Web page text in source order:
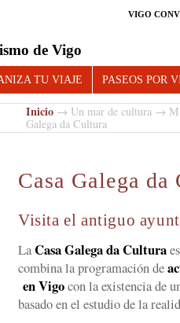
VIGO
de Vigo
TU VIAJE PASEOS POR
Inicio → Un mar de cultura →
Galega da Cultura
Casa Galega da
Visita el antiguo
LaCasa Galega da Cultura
combina la programación de
en Vigocon la existencia de
basado en el estudio de la